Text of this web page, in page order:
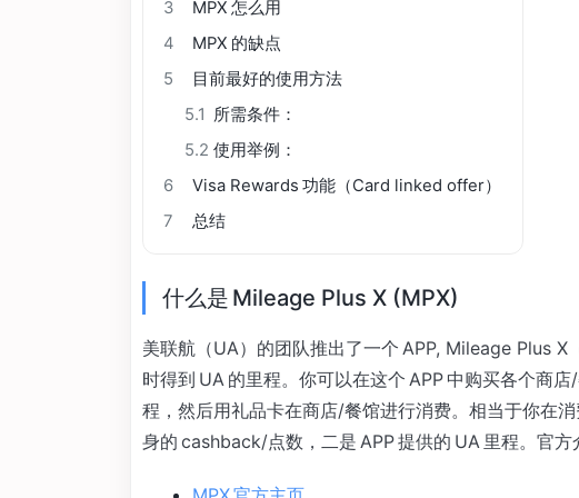
3
MPX 怎么用
4
MPX 的缺点
5
目前最好的使用方法
5.1 所需条件：
5.2 使用举例：
6
Visa Rewards 功能（Card linked offer）
7
总结
什么是 Mileage Plus X (MPX)
美联航（UA）的团队推出了一个 APP, Mileage Plus X
时得到 UA 的里程。你可以在这个 APP 中购买各个商
程，然后用礼品卡在商店/餐馆进行消费。相当于你在
身的 cashback/点数，二是 APP 提供的 UA 里程。官方